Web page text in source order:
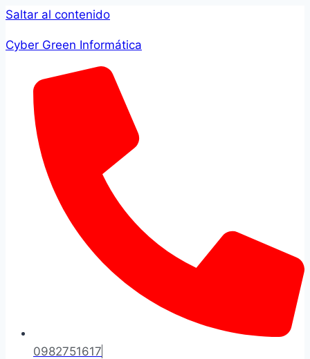
Saltar al contenido
Cyber Green Informática
0982751617